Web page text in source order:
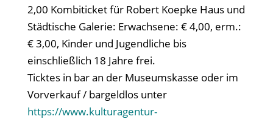
2,00 Kombiticket für Robert Koepke Haus und
Städtische Galerie: Erwachsene: € 4,00, erm.:
€ 3,00, Kinder und Jugendliche bis
einschließlich 18 Jahre frei.
Ticktes in bar an der Museumskasse oder im
Vorverkauf / bargeldlos unter
https://www.kulturagentur-